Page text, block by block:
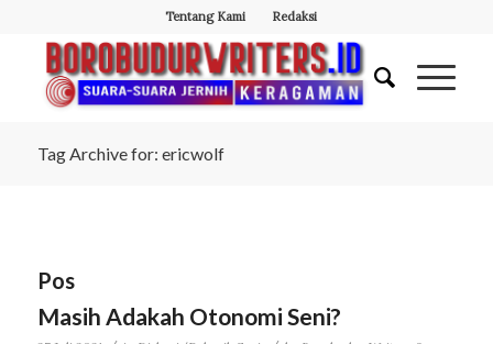
Tentang Kami Redaksi
Tag Archive for: ericwolf
Pos
Masih Adakah Otonomi Seni?